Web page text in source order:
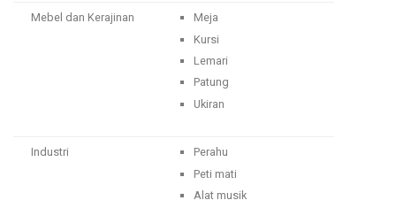
Mebel dan Kerajinan
Meja
Kursi
Lemari
Patung
Ukiran
Industri
Perahu
Peti mati
Alat musik